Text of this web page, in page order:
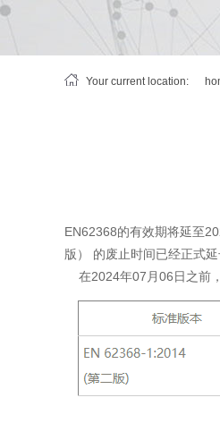
Your current location:
EN62368的有效期将延至
版） 的废止时间已经正式
在2024年07月06日之前